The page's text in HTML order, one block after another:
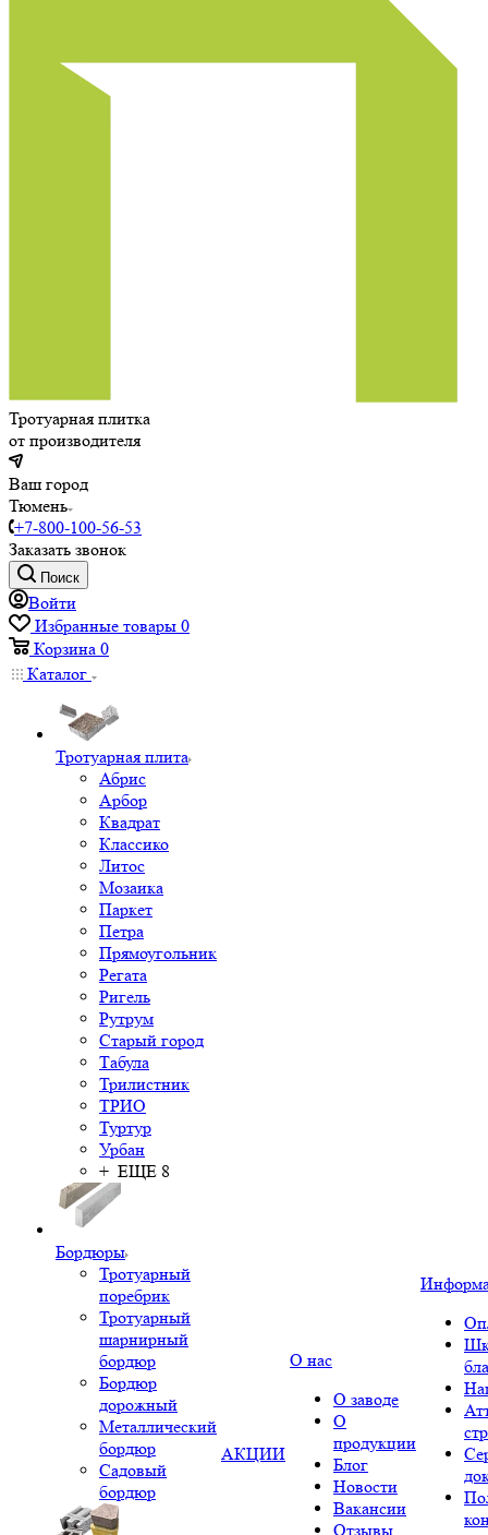
Тротуарная плитка
от производителя
Ваш город
Тюмень
+7-800-100-56-53
Заказать звонок
Поиск
Войти
Избранные товары 0
Корзина 0
Каталог
Тротуарная плита
Абрис
Арбор
Квадрат
Классико
Литос
Мозаика
Паркет
Петра
Прямоугольник
Регата
Ригель
Рутрум
Старый город
Табула
Трилистник
ТРИО
Туртур
Урбан
+ ЕЩЕ 8
Бордюры
Тротуарный
поребрик
Тротуарный
шарнирный
бордюр
Бордюр
дорожный
Металлический
бордюр
Садовый
бордюр
АКЦИИ
О нас
О заводе
О
продукции
Блог
Новости
Вакансии
Отзывы